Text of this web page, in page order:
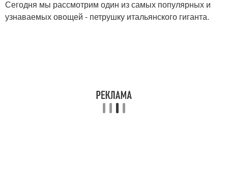
Сегодня мы рассмотрим один из самых популярных и
узнаваемых овощей - петрушку итальянского гиганта.